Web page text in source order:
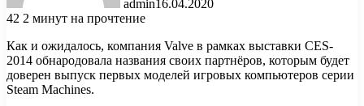
admin16.04.2020
42 2 минут на прочтение
Как и ожидалось, компания Valve в рамках выставки CES-
2014 обнародовала названия своих партнёров, которым будет
доверен выпуск первых моделей игровых компьютеров серии
Steam Machines.